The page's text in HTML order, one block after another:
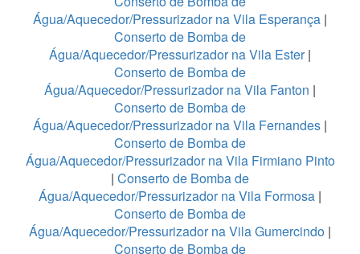
Água/Aquecedor/Pressurizador na Vila Esperança |
Conserto de Bomba de
Água/Aquecedor/Pressurizador na Vila Ester|
Conserto de Bomba de
Água/Aquecedor/Pressurizador na Vila Fanton |
Conserto de Bomba de
Água/Aquecedor/Pressurizador na Vila Fernandes |
Conserto de Bomba de
Água/Aquecedor/Pressurizador na Vila Firmiano Pinto
| Conserto de Bomba de
Água/Aquecedor/Pressurizador na Vila Formosa |
Conserto de Bomba de
Água/Aquecedor/Pressurizador na Vila Gumercindo |
Conserto de Bomba de